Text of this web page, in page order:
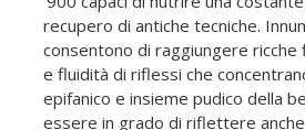
recupero di antiche tecniche.
consentono di raggiungere ricche
e fluidità di riflessi che
epifanico e insieme pudico della
essere in grado di riflettere